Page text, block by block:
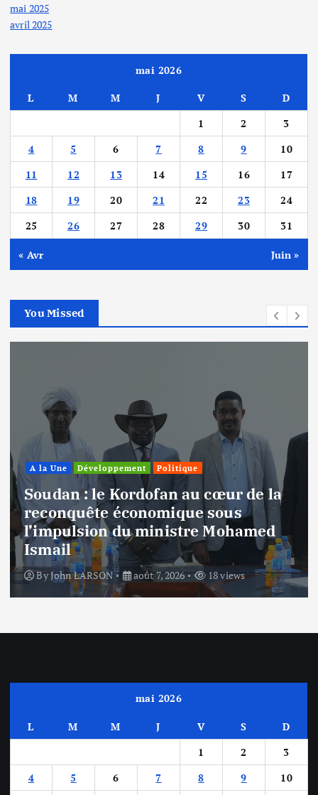
mai 2025
avril 2025
mai 2026
L M M J V S
D
1
2
3
4
5 6 7 8 9
10
11
12 13 14 15 16
17
18
19 20 21 22 23
24
25
26 27 28 29 30 31
« Avr Juin »
You Missed
A la Une Politique
Soudan : démanteler l’hégémonie
du centre, une vision pour la
gestion des richesses et l’autonomie
ByJohn LARSON août 7, 2026 17 views
mai 2026
L M M J V S
D
1
2
3
4
5 6 7 8 9
10